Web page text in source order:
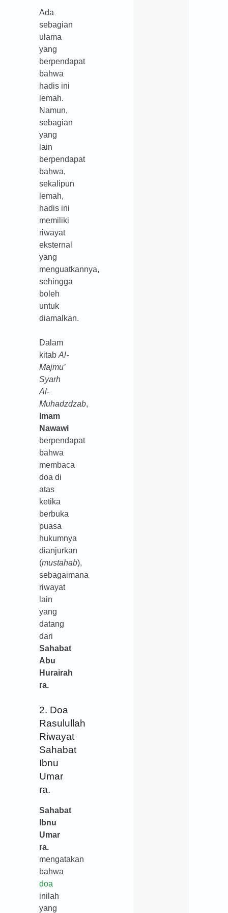
Ada
sebagian
ulama
yang
berpendapat
bahwa
hadis ini
lemah.
Namun,
sebagian
yang
lain
berpendapat
bahwa,
sekalipun
lemah,
hadis ini
memiliki
riwayat
eksternal
yang
menguatkannya,
sehingga
boleh
untuk
diamalkan.
Dalam
kitabAl-
Majmu’
Syarh
Al-
Muhadzdzab,
Imam
Nawawi
berpendapat
bahwa
membaca
doa di
atas
ketika
berbuka
puasa
hukumnya
dianjurkan
(mustahab),
sebagaimana
riwayat
lain
yang
datang
dari
Sahabat
Abu
Hurairah
ra.
2. Doa
Rasulullah
Riwayat
Sahabat
Ibnu
Umar
ra.
Sahabat
Ibnu
Umar
ra.
mengatakan
bahwa
doa
inilah
yang